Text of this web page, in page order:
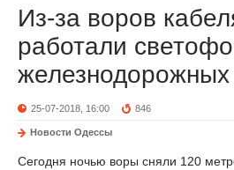
Из-за воров
работали
железнодорожных
25-07-2018, 16:00 846
Новости Одессы
Сегодня ночью воры сняли 120